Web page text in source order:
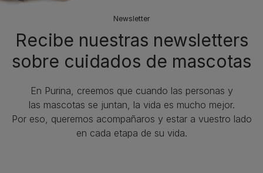
Newsletter
Recibe nuestras newsletters
sobre cuidados de mascotas​
En Purina, creemos que cuando las personas y
las mascotas se juntan, la vida es mucho mejor.
Por eso, queremos acompañaros y estar a vuestro lado
en cada etapa de su vida.​